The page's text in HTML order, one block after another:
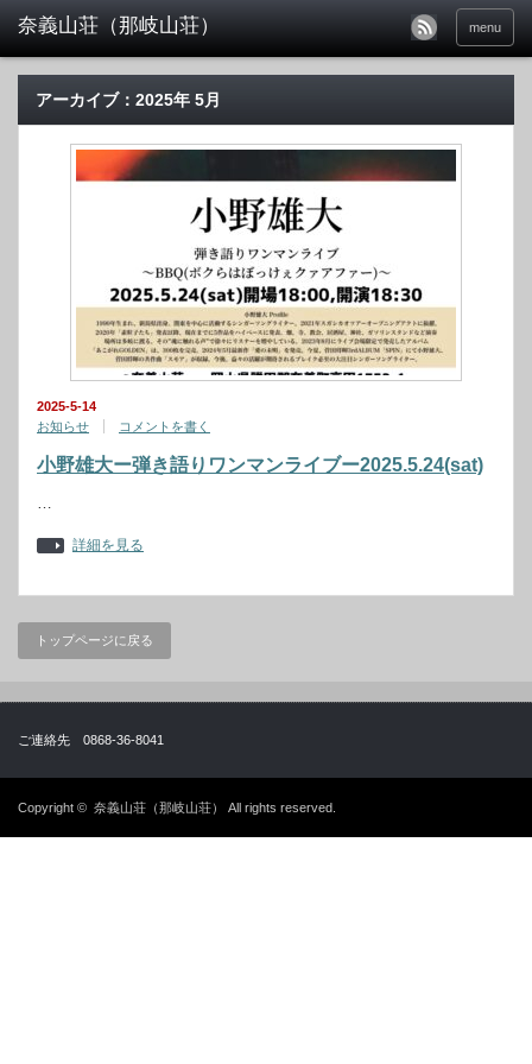
menu
アーカイブ：2025年 5月
2025-5-14
お知らせ
コメントを書く
小野雄大ー弾き語りワンマンライブー2025.5.24(sat)
…
詳細を見る
トップページに戻る
ご連絡先 0868-36-8041
Copyright © 奈義山荘（那岐山荘） All rights reserved.